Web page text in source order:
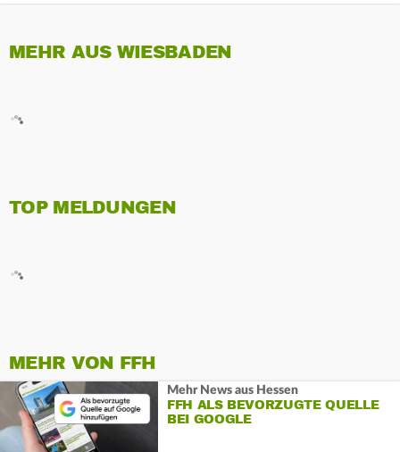
MEHR AUS WIESBADEN
TOP MELDUNGEN
MEHR VON FFH
Mehr News aus Hessen
FFH ALS BEVORZUGTE QUELLE
BEI GOOGLE